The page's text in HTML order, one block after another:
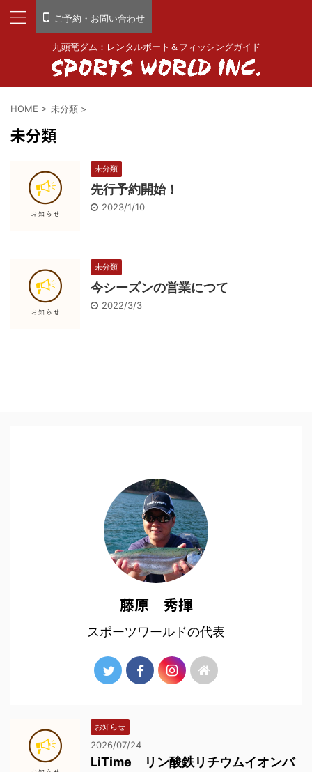
ご予約・お問い合わせ
九頭竜ダム：レンタルボート＆フィッシングガイド
HOME > 未分類 >
未分類
未分類
先行予約開始！
2023/1/10
未分類
今シーズンの営業につて
2022/3/3
藤原 秀揮
スポーツワールドの代表
お知らせ
2026/07/24
LiTime リン酸鉄リチウムイオンバ